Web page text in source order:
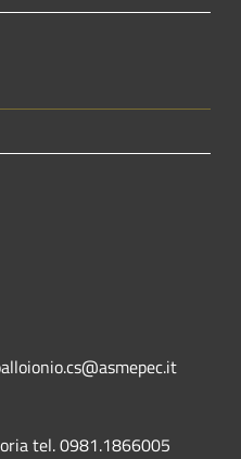
tel. 0981.1866005